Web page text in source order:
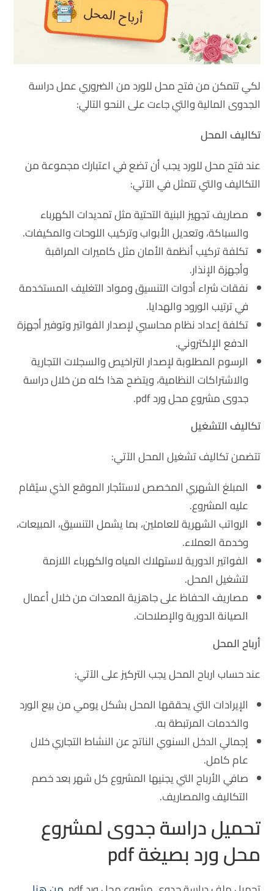
لكي تتمكن من فتح محل للورد من الضروري عمل دراسة
الجدوى المالية والتي جاءت على النحو التالي:
تكاليف المحل
عند فتح محل للورد يجب أن تضع في اعتبارك مجموعة من
التكاليف والتي تتمثل في الآتي:
مصاريف تجهيز البنية التحتية مثل تمديدات الكهرباء
والسباكة، وتعديل الأبواب وتركيب اللوحات والمكيفات.
تكلفة تركيب أنظمة الأمان مثل كاميرات المراقبة
وأجهزة الإنذار.
نفقات شراء أدوات التنسيق ومواد التغليف المستخدمة
في ترتيب الورود والهدايا.
تكلفة إعداد نظام محاسبي لإصدار الفواتير وتوفير أجهزة
الدفع الإلكتروني.
الرسوم المطلوبة لإصدار التراخيص والسجلات التجارية
والاشتراكات النظامية، ويتضح هذا كله من خلال دراسة
جدوى مشروع محل ورد pdf.
تكاليف التشغيل
تتضمن تكاليف تشغيل المحل الآتي:
المبلغ الشهري المخصص لاستئجار الموقع الذي سيُقام
عليه المشروع.
الرواتب الشهرية للعاملين، بما يشمل التنسيق، المبيعات،
وخدمة العملاء.
الفواتير الدورية لاستهلاك المياه والكهرباء اللازمة
لتشغيل المحل.
مصاريف الحفاظ على جاهزية المعدات من خلال أعمال
الصيانة الدورية والإصلاحات.
أرباح المحل
عند حساب ارباح المحل يجب التركيز على الآتي:
الإيرادات التي يحققها المحل بشكل يومي من بيع الورد
والخدمات المرتبطة به.
إجمالي الدخل السنوي الناتج عن النشاط التجاري خلال
عام كامل.
صافي الأرباح التي يجنيها المشروع كل شهر بعد خصم
التكاليف والمصاريف.
تحميل دراسة جدوى لمشروع
محل ورد بصيغة pdf